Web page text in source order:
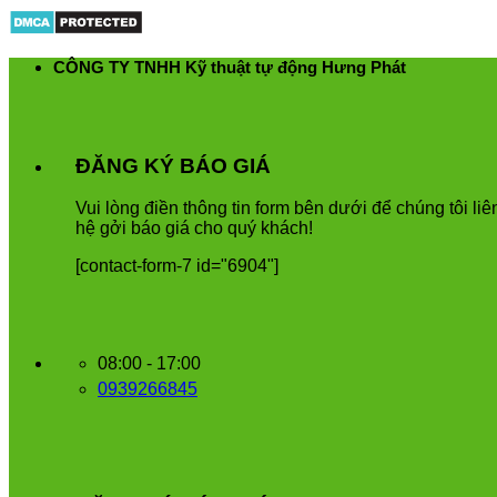
content
CÔNG TY TNHH Kỹ thuật tự động Hưng Phát
ĐĂNG KÝ BÁO GIÁ
Vui òng điền thông tin form bên dưới để chúng tôi liê
hệ gởi báo giá cho quý khách!
[contact-form-7 id="6904"]
08:00 - 17:00
0939266845